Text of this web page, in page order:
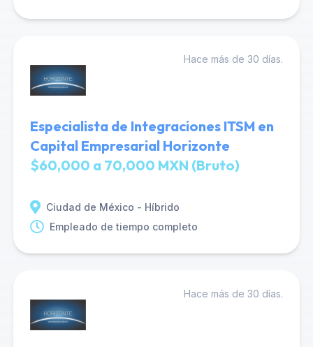
Hace más de 30 días.
Especialista de Integraciones ITSM en
Capital Empresarial Horizonte
$60,000 a 70,000 MXN (Bruto)
Ciudad de México - Híbrido
Empleado de tiempo completo
Hace más de 30 días.